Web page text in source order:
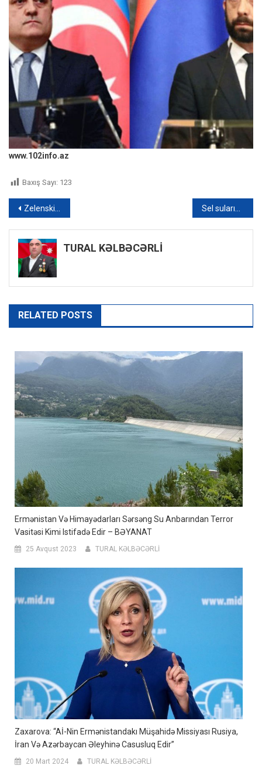
www.102info.az
Baxış Sayı: 123
Yazı
naviqasiyası
Zelenski “Danışıqlar uğursuz olarsa, bu, üçüncü dünya müharibəsi demək olacaq” Sel sularının təsirindən Masallı rayonunda 8 kənd qazsız qaldı – VİDEO
TURAL KƏLBƏCƏRLİ
RELATED POSTS
Ermənistan Və Himayədarları Sərsəng Su Anbarından Terror
Vasitəsi Kimi Istifadə Edir – BƏYANAT
25 Avqust 2023 TURAL KƏLBƏCƏRLİ
Zaxarova: “Aİ-Nin Ermənistandakı Müşahidə Missiyası Rusiya,
İran Və Azərbaycan Əleyhinə Casusluq Edir”
20 Mart 2024 TURAL KƏLBƏCƏRLİ